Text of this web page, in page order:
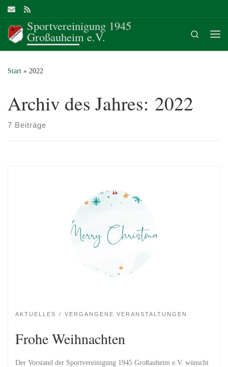
Zum Inhalt springen
Sportvereinigung 1945
Großauheim e.V.
Search
Start » 2022
Archiv des Jahres: 2022
7 Beiträge
AKTUELLES VERGANGENE VERANSTALTUNGEN
Frohe Weihnachten
Der Vorstand der Sportvereinigung 1945 Großauheim e.V. wünscht